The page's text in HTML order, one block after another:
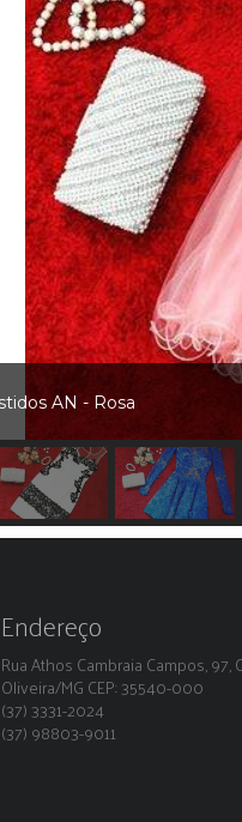
AN - Rosa
Endereço
Rua Athos Cambraia Campos, 97,
Oliveira/MG CEP: 35540-000
(37) 3331-2024
(37) 98803-9011